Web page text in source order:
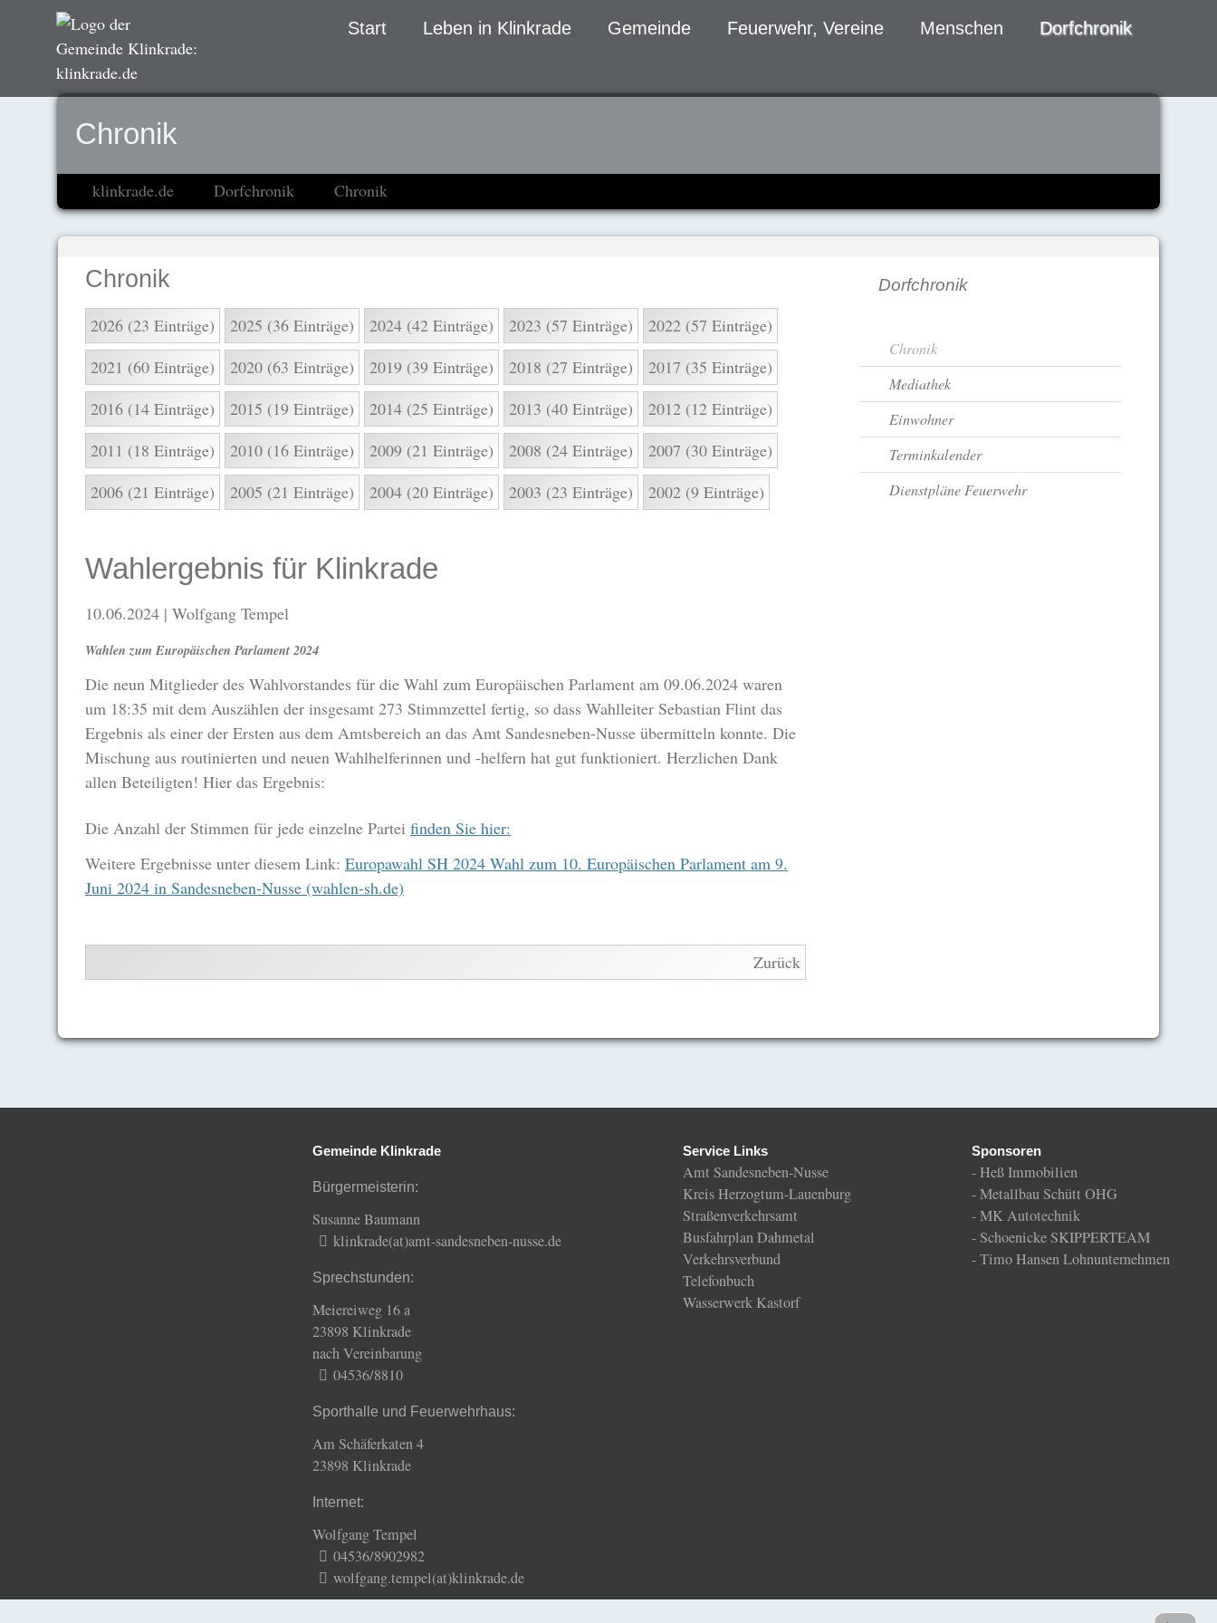
Navigation
Start Leben in Klinkrade Gemeinde Feuerwehr, Vereine Menschen Dorfchronik
Chronik
klinkrade.de Dorfchronik Chronik
Chronik
2026 (23 Einträge) 2025 (36 Einträge) 2024 (42 Einträge) 2023 (57 Einträge)
2022 (57 Einträge)
2021 (60 Einträge)
2020 (63 Einträge) 2019 (39 Einträge) 2018 (27 Einträge)
2017 (35 Einträge)
2016 (14 Einträge)
2015 (19 Einträge) 2014 (25 Einträge) 2013 (40 Einträge)
2012 (12 Einträge)
2011 (18 Einträge)
2010 (16 Einträge) 2009 (21 Einträge) 2008 (24 Einträge)
2007 (30 Einträge)
2006 (21 Einträge)
2005 (21 Einträge) 2004 (20 Einträge) 2003 (23 Einträge) 2002 (9 Einträge)
Wahlergebnis für Klinkrade
10.06.2024 | Wolfgang Tempel
Wahlen zum Europäischen Parlament 2024
Die neun Mitglieder des Wahlvorstandes für die Wahl zum Europäischen Parlament am 09.06.2024 waren
um 18:35 mit dem Auszählen der insgesamt 273 Stimmzettel fertig, so dass Wahlleiter Sebastian Flint das
Ergebnis als einer der Ersten aus dem Amtsbereich an das Amt Sandesneben-Nusse übermitteln konnte. Die
Mischung aus routinierten und neuen Wahlhelferinnen und -helfern hat gut funktioniert. Herzlichen Dank
allen Beteiligten! Hier das Ergebnis:
Die Anzahl der Stimmen für jede einzelne Partei finden Sie hier:
Weitere Ergebnisse unter diesem Link: Europawahl SH 2024 Wahl zum 10. Europäischen Parlament am 9.
Juni 2024 in Sandesneben-Nusse (wahlen-sh.de)
Zurück
Dorfchronik
Navigation
überspringen
Chronik
Mediathek
Einwohner
Terminkalender
Dienstpläne Feuerwehr
Gemeinde Klinkrade
Bürgermeisterin:
Susanne Baumann
klinkrade(at)amt-sandesneben-nusse.de
Sprechstunden:
Meiereiweg 16 a
23898 Klinkrade
nach Vereinbarung
04536/8810
Sporthalle und Feuerwehrhaus:
Am Schäferkaten 4
23898 Klinkrade
Internet:
Wolfgang Tempel
04536/8902982
wolfgang.tempel(at)klinkrade.de
Service Links
Amt Sandesneben-Nusse
Kreis Herzogtum-Lauenburg
Straßenverkehrsamt
Busfahrplan Dahmetal
Verkehrsverbund
Telefonbuch
Wasserwerk Kastorf
Sponsoren
-Heß Immobilien
-Metallbau Schütt OHG
-MK Autotechnik
- Schoenicke SKIPPERTEAM
-Timo Hansen Lohnunternehmen